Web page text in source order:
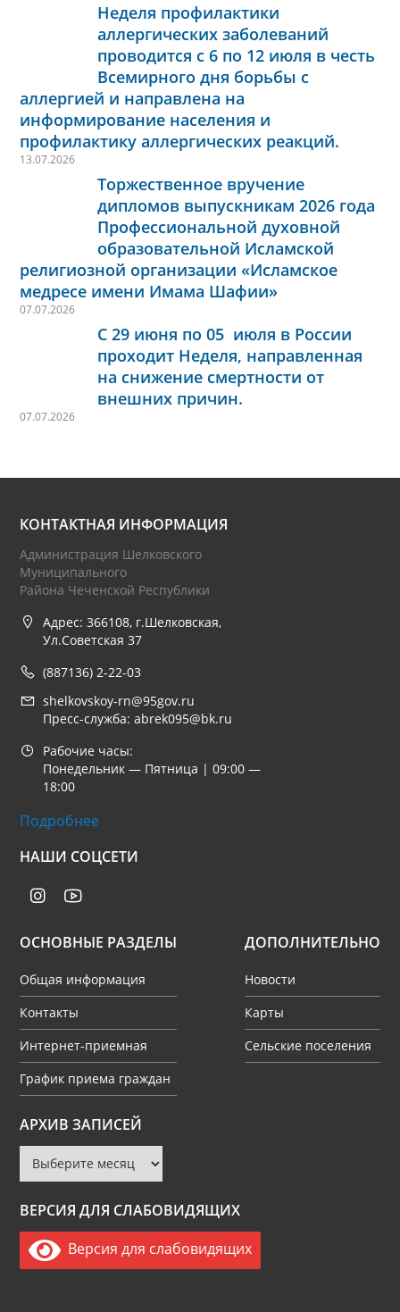
Неделя профилактики
аллергических заболеваний
проводится с 6 по 12 июля в честь
Всемирного дня борьбы с
аллергией и направлена на
информирование населения и
профилактику аллергических реакций.
13.07.2026
Торжественное вручение
дипломов выпускникам 2026 года
Профессиональной духовной
образовательной Исламской
религиозной организации «Исламское
медресе имени Имама Шафии»
07.07.2026
С 29 июня по 05 июля в России
проходит Неделя, направленная
на снижение смертности от
внешних причин.
07.07.2026
КОНТАКТНАЯ ИНФОРМАЦИЯ
Администрация Шелковского
Муниципального
Района Чеченской Республики
Адрес: 366108, г.Шелковская,
Ул.Советская 37
(887136) 2-22-03
shelkovskoy-rn@95gov.ru
Пресс-служба: abrek095@bk.ru
Рабочие часы:
Понедельник — Пятница | 09:00 —
18:00
Подробнее
НАШИ СОЦСЕТИ
ОСНОВНЫЕ РАЗДЕЛЫ
Общая информация
Контакты
Интернет-приемная
График приема граждан
ДОПОЛНИТЕЛЬНО
Новости
Карты
Сельские поселения
АРХИВ ЗАПИСЕЙ
Архив
записей
ВЕРСИЯ ДЛЯ СЛАБОВИДЯЩИХ
Версия для слабовидящих